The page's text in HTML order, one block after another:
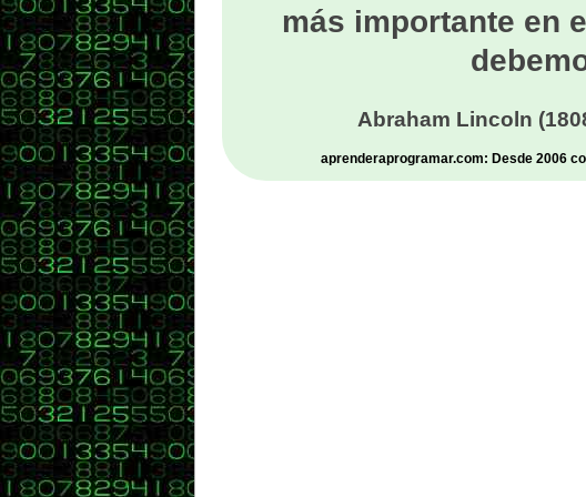
más importante en
Abraham Lincoln
aprenderaprogramar.com: Desde 2006